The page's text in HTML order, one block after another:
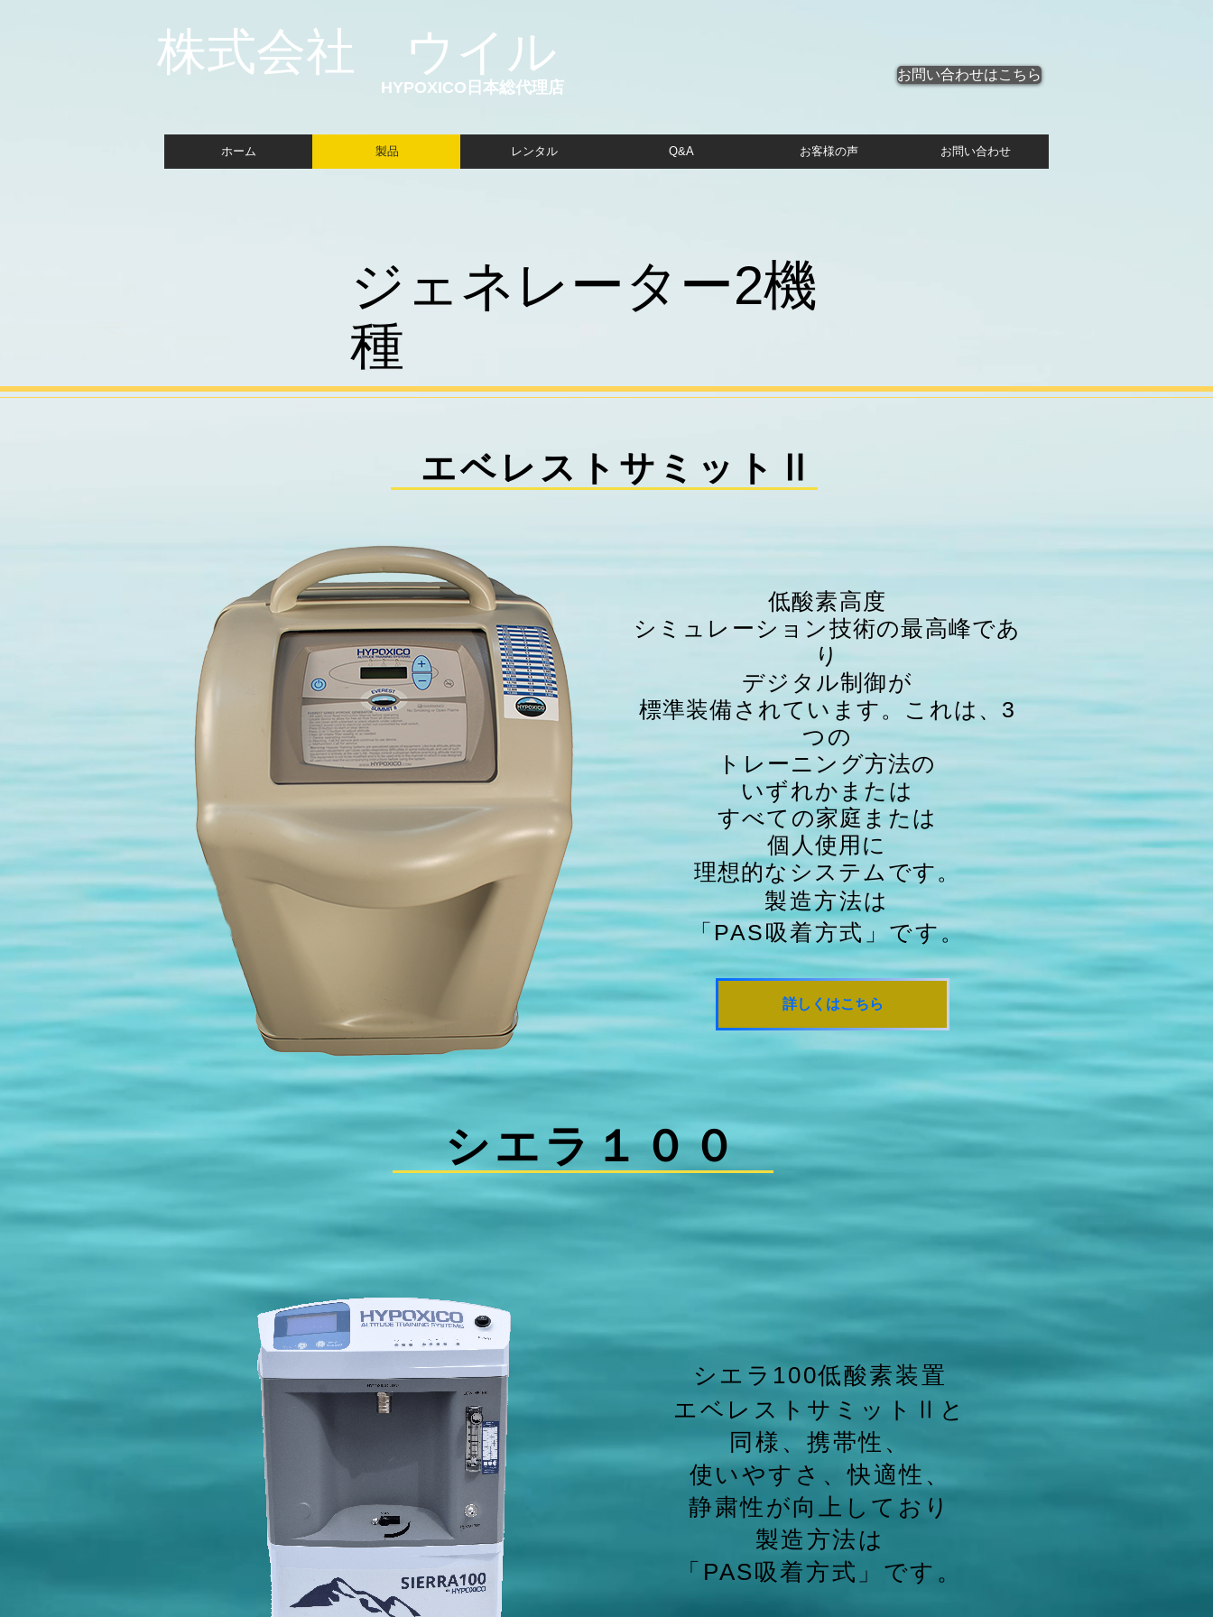
​株式会社 ウイル
HYPOXICO日本総代理店
お問い合わせはこちら
ホーム 製品 レンタル Q&A お客様の声 お問い合わせ
​ジェネレーター2機
種
エベレストサミットⅡ
低酸素高度
シミュレーション技術の最高峰であ
り
デジタル制御が
標準装備されています。これは、3
つの
トレーニング方法の
いずれかまたは
すべての家庭または
個人使用に
理想的なシステムです。
製造方法は
「PAS吸着方式」です。
詳しくはこちら
シエラ１００
シエラ100低酸素装置
エベレストサミットⅡと
同様、携帯性、
使いやすさ、快適性、
静粛性が向上しており
製造方法は
「PAS吸着方式」です。